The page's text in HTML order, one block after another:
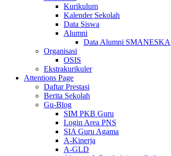
Kurikulum
Kalender Sekolah
Data Siswa
Alumni
Data Alumni SMANESKA
Organisasi
OSIS
Ekstrakurikuler
Attentions Page
Daftar Prestasi
Berita Sekolah
Gu-Blog
SIM PKB Guru
Login Area PNS
SIA Guru Agama
A-Kinerja
A-GLD